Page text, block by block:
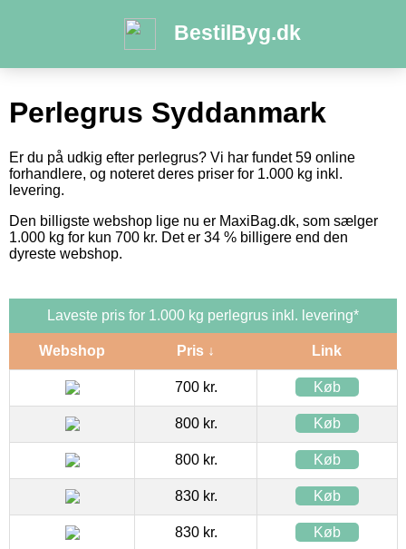
BestilByg.dk
Perlegrus Syddanmark
Er du på udkig efter perlegrus? Vi har fundet 59 online
forhandlere, og noteret deres priser for 1.000 kg inkl.
levering.
Den billigste webshop lige nu er MaxiBag.dk, som sælger
1.000 kg for kun 700 kr. Det er 34 % billigere end den
dyreste webshop.
Laveste pris for 1.000 kg perlegrus inkl. levering*
Webshop Pris ↓ Link
700 kr. Køb
800 kr. Køb
800 kr. Køb
830 kr. Køb
830 kr. Køb